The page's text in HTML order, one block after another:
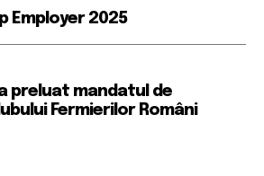
Employer 2025
preluat mandatul de
Fermierilor Români